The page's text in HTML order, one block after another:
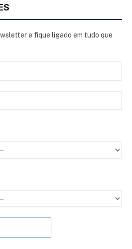
e fique ligado em tudo que